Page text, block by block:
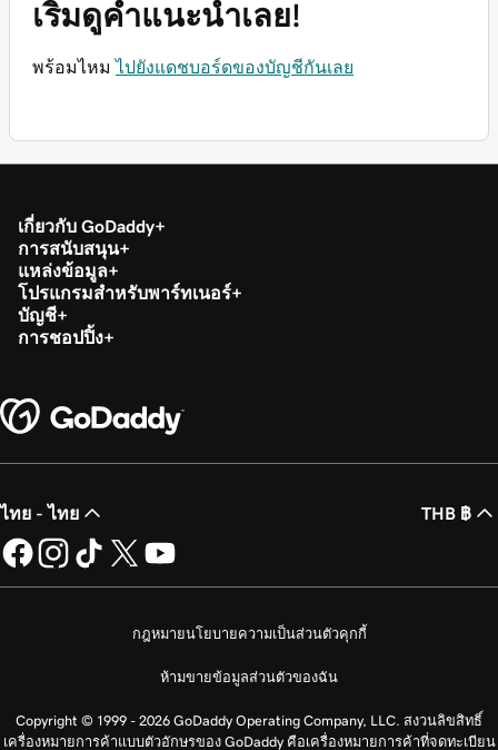
เริ่มดูคำแนะนำเลย!
พร้อมไหมไปยังแดชบอร์ดของบัญชีกันเลย
เกี่ยวกับ GoDaddy
การสนับสนุน
แหล่งข้อมูล
โปรแกรมสำหรับพาร์ทเนอร์
บัญชี
การชอปปิ้ง
ไทย - ไทย THB ฿
กฎหมายนโยบายความเป็นส่วนตัวคุกกี้
ห้ามขายข้อมูลส่วนตัวของฉัน
Copyright © 1999 - 2026 GoDaddy Operating Company, LLC. สงวนลิขสิทธิ์
เครื่องหมายการค้าแบบตัวอักษรของ GoDaddy คือเครื่องหมายการค้าที่จดทะเบียน